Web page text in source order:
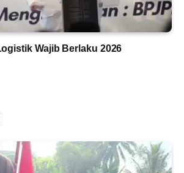
Wajib Berlaku 2026